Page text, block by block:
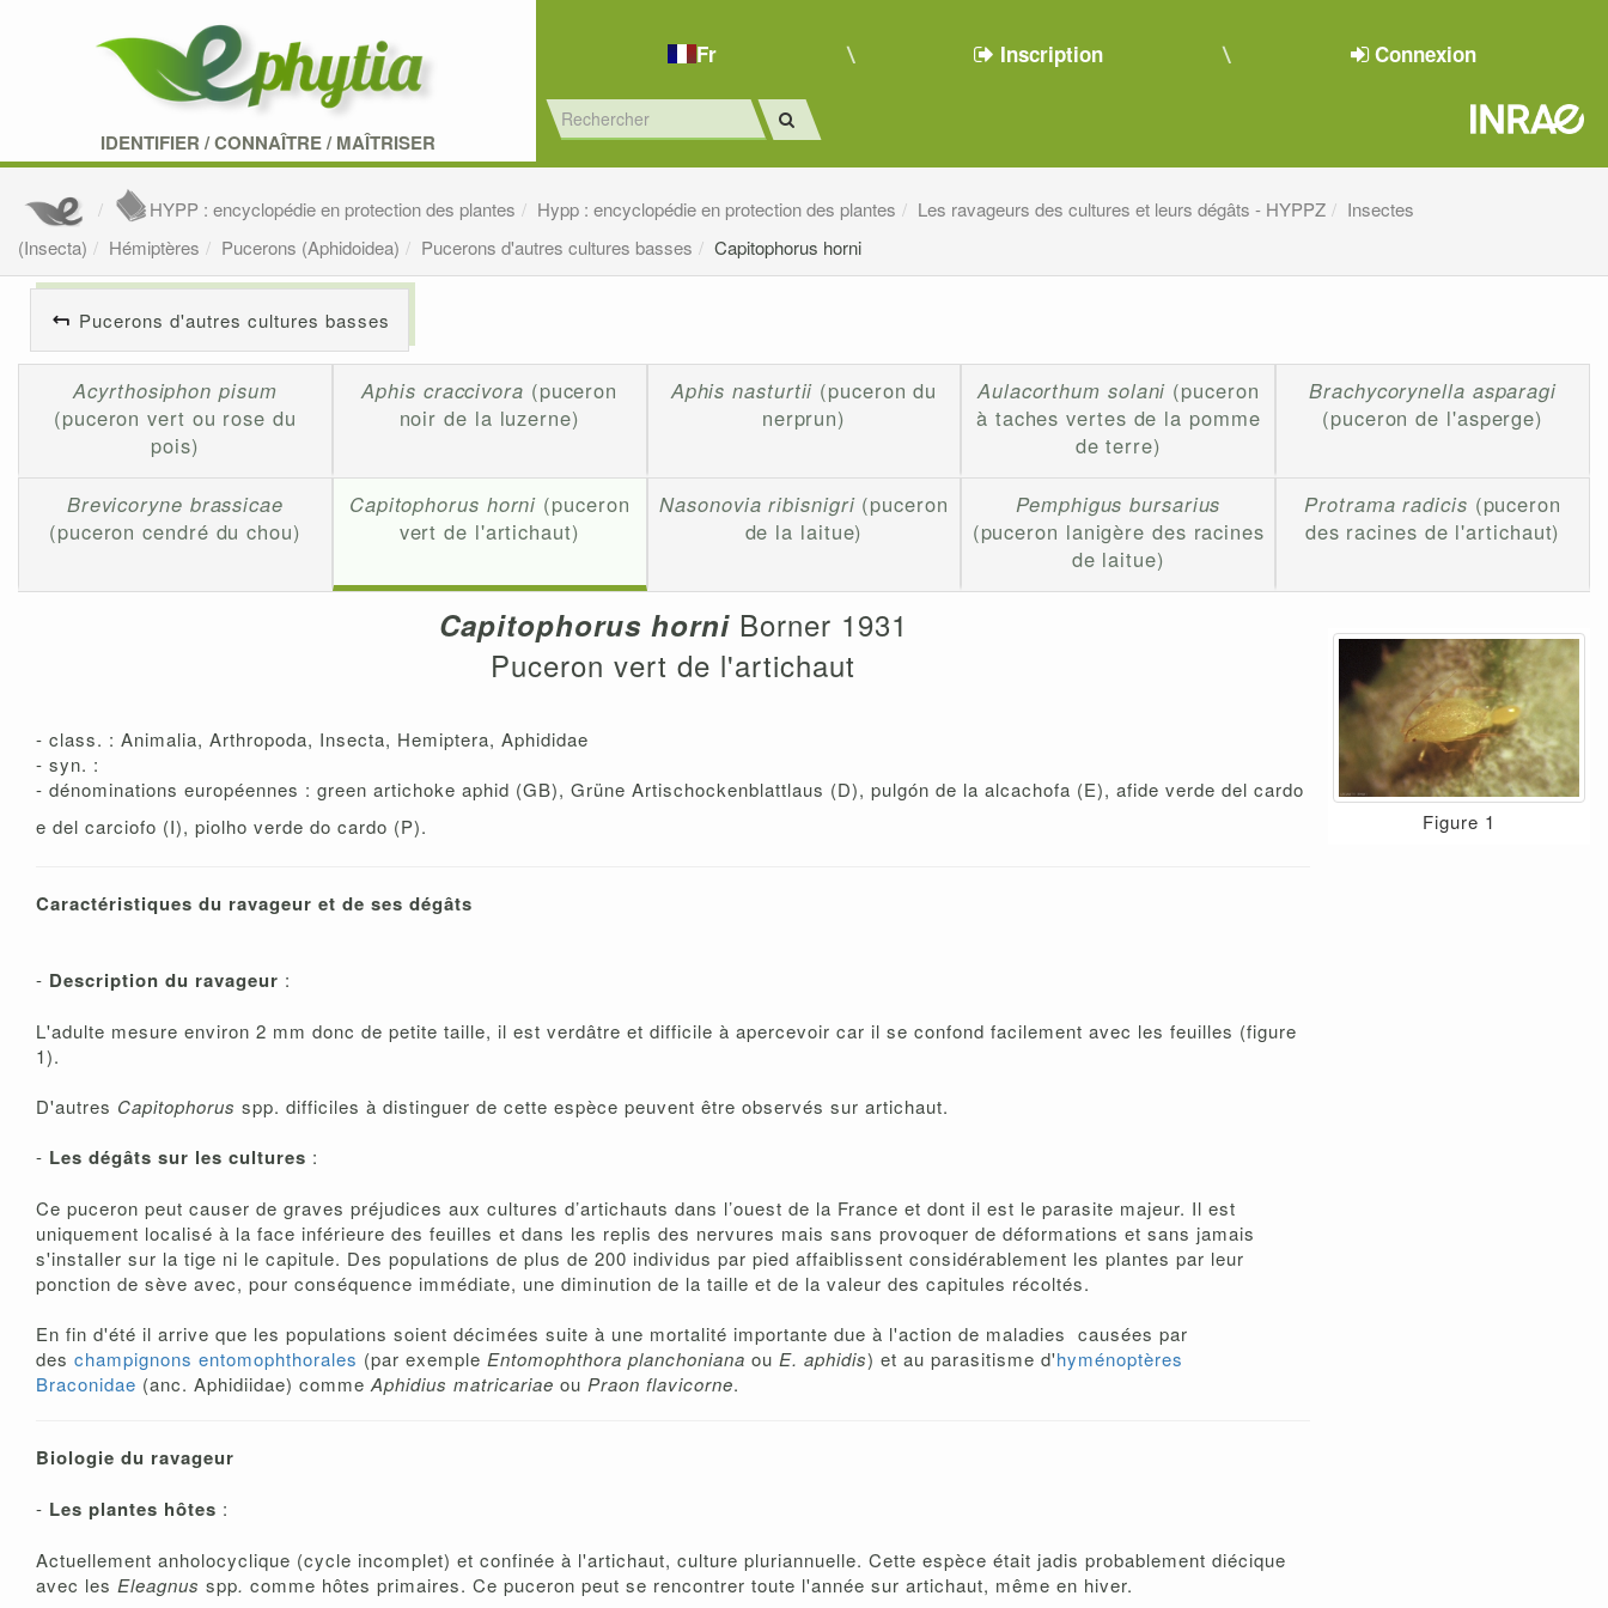
IDENTIFIER /CONNAÎTRE/MAÎTRISER
Fr Inscription Connexion
HYPP : encyclopédie en protection des plantes Hypp : encyclopédie en protection des plantes Les ravageurs des cultures et leurs dégâts - HYPPZ
Insectes
(Insecta)
Hémiptères Pucerons (Aphidoidea) Pucerons d'autres cultures basses Capitophorus horni
Pucerons d'autres cultures basses
Acyrthosiphon pisum
(puceron vert ou rose du
pois)
Aphis craccivora (puceron
noir de la luzerne)
Aphis nasturtii (puceron du
nerprun)
Aulacorthum solani (puceron
à taches vertes de la pomme
de terre)
Brachycorynella asparagi
(puceron de l'asperge)
Brevicoryne brassicae
(puceron cendré du chou)
Capitophorus horni (puceron
vert de l'artichaut)
Nasonovia ribisnigri(puceron
de la laitue)
Pemphigus bursarius
(puceron lanigère des racines
de laitue)
Protrama radicis (puceron
des racines de l'artichaut)
Capitophorus horni Borner 1931
Puceron vert de l'artichaut
- class. : Animalia, Arthropoda, Insecta, Hemiptera, Aphididae
- syn. :
- dénominations européennes : green artichoke aphid (GB), Grüne Artischockenblattlaus (D), pulgón de la alcachofa (E), afide verde del cardo
e del carciofo (I), piolho verde do cardo (P).
Caractéristiques du ravageur et de ses dégâts
- Description du ravageur :
L'adulte mesure environ 2 mm donc de petite taille, il est verdâtre et difficile à apercevoir car il se confond facilement avec les feuilles (figure
1).
D'autres Capitophorus spp. difficiles à distinguer de cette espèce peuvent être observés sur artichaut.
- Les dégâts sur les cultures :
Ce puceron peut causer de graves préjudices aux cultures d’artichauts dans l’ouest de la France et dont il est le parasite majeur. Il est
uniquement localisé à la face inférieure des feuilles et dans les replis des nervures mais sans provoquer de déformations et sans jamais
s'installer sur la tige ni le capitule. Des populations de plus de 200 individus par pied affaiblissent considérablement les plantes par leur
ponction de sève avec, pour conséquence immédiate, une diminution de la taille et de la valeur des capitules récoltés.
En fin d'été il arrive que les populations soient décimées suite à une mortalité importante due à l'action de maladies causées par
des champignons entomophthorales (par exemple Entomophthora planchoniana ou E. aphidis) et au parasitisme d'hyménoptères
Braconidae (anc. Aphidiidae) commeAphidius matricariae ou Praon flavicorne.
Biologie du ravageur
- Les plantes hôtes :
Actuellement anholocyclique (cycle incomplet) et confinée à l'artichaut, culture pluriannuelle. Cette espèce était jadis probablement diécique
avec les Eleagnus spp. comme hôtes primaires. Ce puceron peut se rencontrer toute l'année sur artichaut, même en hiver.
Figure 1